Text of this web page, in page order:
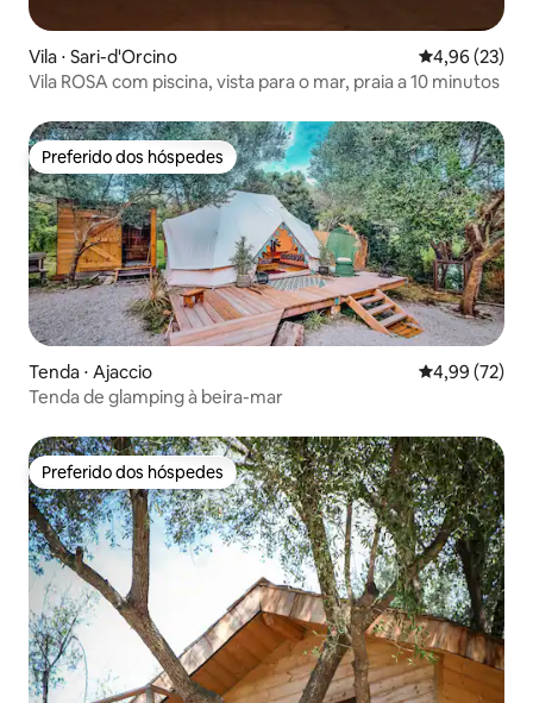
Vila ⋅ Sari-d'Orcino 4,96 de uma
4,96 (23)
Vila ROSA com piscina, vista para o mar, praia a 10 minutos
Preferido dos hóspedes
Preferido dos hóspedes
Tenda ⋅ Ajaccio 4,99 de uma
4,99 (72)
Tenda de glamping à beira-mar
Preferido dos hóspedes
Preferido dos hóspedes